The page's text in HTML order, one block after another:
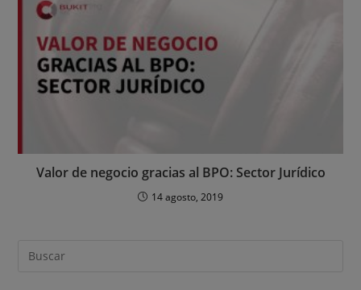
Valor de negocio gracias al BPO: Sector Jurídico
14 agosto, 2019